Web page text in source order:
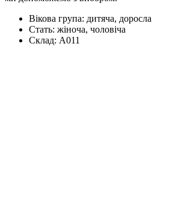
Вікова група: дитяча, доросла
Стать: жіноча, чоловіча
Склад: А011